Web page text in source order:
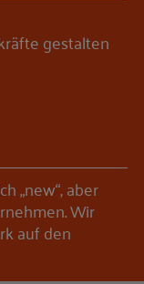
gestalten
„new“, aber
Wir
auf den